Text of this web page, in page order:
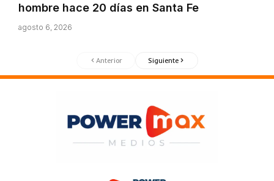
hombre hace 20 días en Santa Fe
agosto 6, 2026
Anterior Siguiente